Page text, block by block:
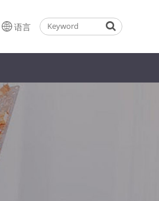
语言